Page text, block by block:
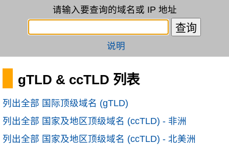
请输入要查询的域名或 IP 地址
说明
gTLD & ccTLD 列表
列出全部 国际顶级域名 (gTLD)
列出全部 国家及地区顶级域名 (ccTLD) - 非洲
列出全部 国家及地区顶级域名 (ccTLD) - 北美洲